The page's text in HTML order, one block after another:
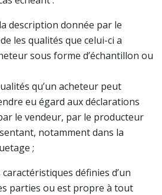
description donnée par le
les qualités que celui-ci a
sous forme d’échantillon ou
qu’un acheteur peut
eu égard aux déclarations
le vendeur, par le producteur
notamment dans la
;
caractéristiques définies d’un
parties ou est propre à tout